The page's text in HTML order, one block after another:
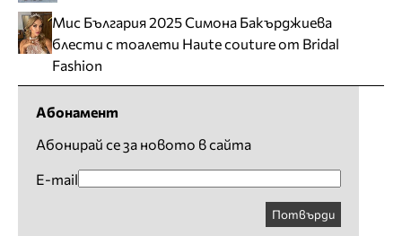
Мис България 2025 Симона Бакърджиева
блести с тоалети Haute couture от Bridal
Fashion
Абонамент
Абонирай се за новото в сайта
E-mail
Потвърди